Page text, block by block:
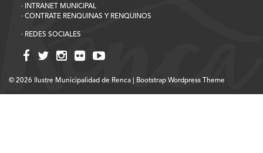
· INTRANET MUNICIPAL
· CONTRATE RENQUINAS Y RENQUINOS
· REDES SOCIALES
© 2026 Ilustre Municipalidad de Renca Bootstrap Wordpress Theme